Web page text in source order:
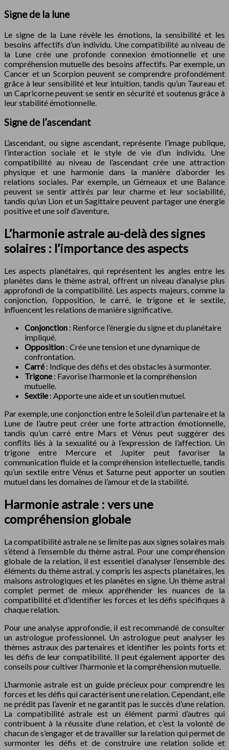
Signe de la lune
Le signe de la Lune révèle les émotions, la sensibilité et les
besoins affectifs d’un individu. Une compatibilité au niveau de
la Lune crée une profonde connexion émotionnelle et une
compréhension mutuelle des besoins affectifs. Par exemple, un
Cancer et un Scorpion peuvent se comprendre profondément
grâce à leur sensibilité et leur intuition, tandis qu’un Taureau et
un Capricorne peuvent se sentir en sécurité et soutenus grâce à
leur stabilité émotionnelle.
Signe de l’ascendant
L’ascendant, ou signe ascendant, représente l’image publique,
l’interaction sociale et le style de vie d’un individu. Une
compatibilité au niveau de l’ascendant crée une attraction
physique et une harmonie dans la manière d’aborder les
relations sociales. Par exemple, un Gémeaux et une Balance
peuvent se sentir attirés par leur charme et leur sociabilité,
tandis qu’un Lion et un Sagittaire peuvent partager une énergie
positive et une soif d’aventure.
L’harmonie astrale au-delà des signes
solaires : l’importance des aspects
Les aspects planétaires, qui représentent les angles entre les
planètes dans le thème astral, offrent un niveau d’analyse plus
approfondi de la compatibilité. Les aspects majeurs, comme la
conjonction, l’opposition, le carré, le trigone et le sextile,
influencent les relations de manière significative.
Conjonction : Renforce l’énergie du signe et du planétaire
impliqué.
Opposition : Crée une tension et une dynamique de
confrontation.
Carré: Indique des défis et des obstacles à surmonter.
Trigone: Favorise l’harmonie et la compréhension
mutuelle.
Sextile: Apporte une aide et un soutien mutuel.
Par exemple, une conjonction entre le Soleil d’un partenaire et la
Lune de l’autre peut créer une forte attraction émotionnelle,
tandis qu’un carré entre Mars et Vénus peut suggérer des
conflits liés à la sexualité ou à l’expression de l’affection. Un
trigone entre Mercure et Jupiter peut favoriser la
communication fluide et la compréhension intellectuelle, tandis
qu’un sextile entre Vénus et Saturne peut apporter un soutien
mutuel dans les domaines de l’amour et de la stabilité.
Harmonie astrale : vers une
compréhension globale
La compatibilité astrale ne se limite pas aux signes solaires mais
s’étend à l’ensemble du thème astral. Pour une compréhension
globale de la relation, il est essentiel d’analyser l’ensemble des
éléments du thème astral, y compris les aspects planétaires, les
maisons astrologiques et les planètes en signe. Un thème astral
complet permet de mieux appréhender les nuances de la
compatibilité et d’identifier les forces et les défis spécifiques à
chaque relation.
Pour une analyse approfondie, il est recommandé de consulter
un astrologue professionnel. Un astrologue peut analyser les
thèmes astraux des partenaires et identifier les points forts et
les défis de leur compatibilité. Il peut également apporter des
conseils pour cultiver l’harmonie et la compréhension mutuelle.
L’harmonie astrale est un guide précieux pour comprendre les
forces et les défis qui caractérisent une relation. Cependant, elle
ne prédit pas l’avenir et ne garantit pas le succès d’une relation.
La compatibilité astrale est un élément parmi d’autres qui
contribuent à la réussite d’une relation, et c’est la volonté de
chacun de s’engager et de travailler sur la relation qui permet de
surmonter les défis et de construire une relation solide et